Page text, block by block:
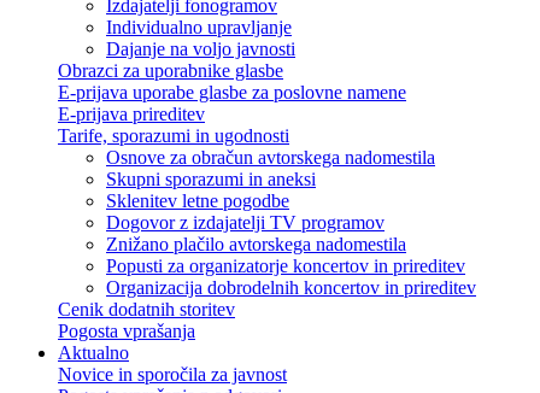
Izdajatelji fonogramov
Individualno upravljanje
Dajanje na voljo javnosti
Obrazci za uporabnike glasbe
E-prijava uporabe glasbe za poslovne namene
E-prijava prireditev
Tarife, sporazumi in ugodnosti
Osnove za obračun avtorskega nadomestila
Skupni sporazumi in aneksi
Sklenitev letne pogodbe
Dogovor z izdajatelji TV programov
Znižano plačilo avtorskega nadomestila
Popusti za organizatorje koncertov in prireditev
Organizacija dobrodelnih koncertov in prireditev
Cenik dodatnih storitev
Pogosta vprašanja
Aktualno
Novice in sporočila za javnost